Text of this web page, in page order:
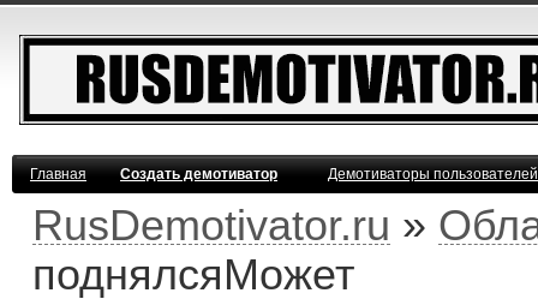
Главная Создать демотиватор Демотиваторы
RusDemotivator.ru »
поднялсяМожет